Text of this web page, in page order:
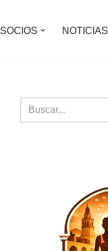
SOCIOS NOTICIAS